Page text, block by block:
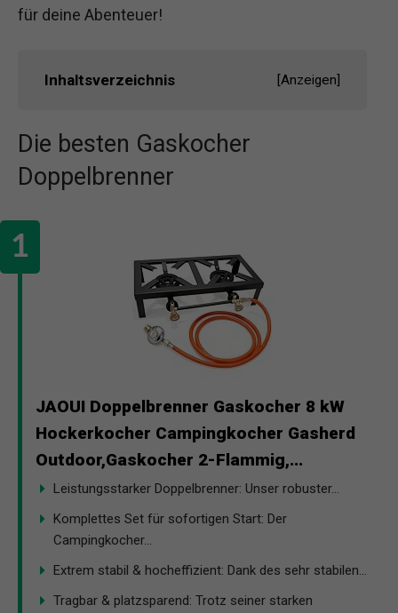
für deine Abenteuer!
Inhaltsverzeichnis [Anzeigen]
Die besten Gaskocher
Doppelbrenner
JAOUI Doppelbrenner Gaskocher 8 kW
Hockerkocher Campingkocher Gasherd
Outdoor,Gaskocher 2-Flammig,...
Leistungsstarker Doppelbrenner: Unser robuster...
Komplettes Set für sofortigen Start: Der
Campingkocher...
Extrem stabil & hocheffizient: Dank des sehr stabilen...
Tragbar & platzsparend: Trotz seiner starken